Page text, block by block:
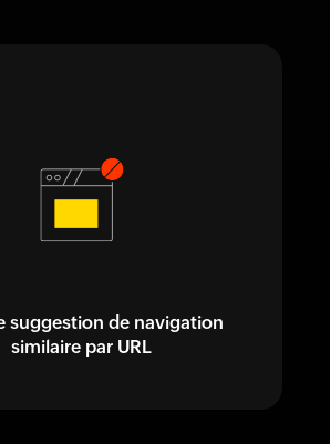
suggestion de navigation
similaire par URL